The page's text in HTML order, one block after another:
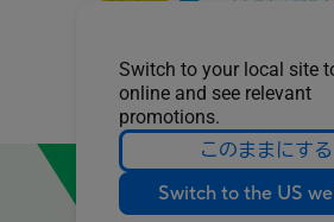
Switch to your local site
online and see relevant
promotions.
このままにする
Switch to the US